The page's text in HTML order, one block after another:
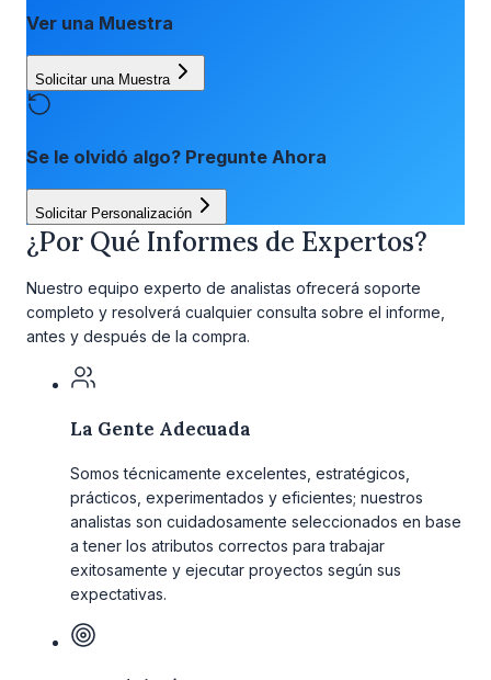
Ver una Muestra
Solicitar una Muestra
Se le olvidó algo? Pregunte Ahora
Solicitar Personalización
¿Por Qué Informes de Expertos?
Nuestro equipo experto de analistas ofrecerá soporte
completo y resolverá cualquier consulta sobre el informe,
antes y después de la compra.
La Gente Adecuada
Somos técnicamente excelentes, estratégicos,
prácticos, experimentados y eficientes; nuestros
analistas son cuidadosamente seleccionados en base
a tener los atributos correctos para trabajar
exitosamente y ejecutar proyectos según sus
expectativas.